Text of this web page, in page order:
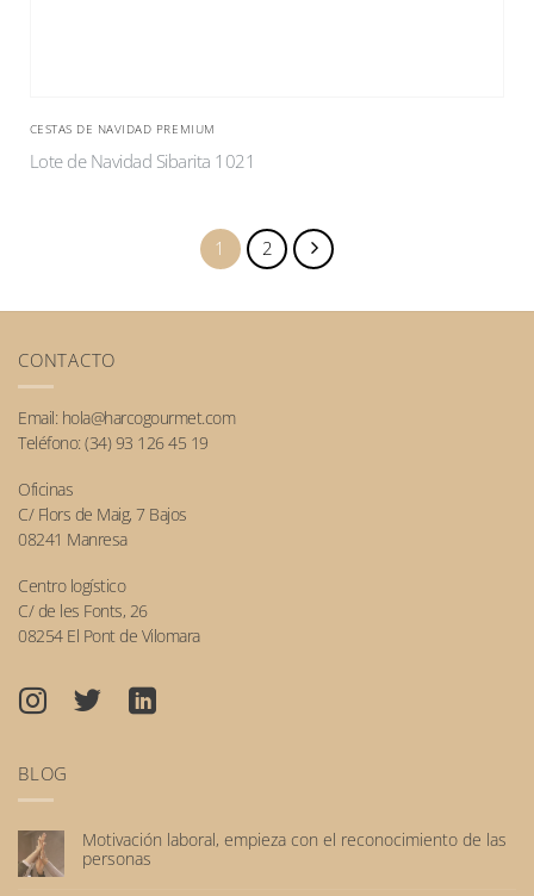
CESTAS DE NAVIDAD PREMIUM
Lote de Navidad Sibarita 1021
1 2
CONTACTO
Email: hola@harcogourmet.com
Teléfono: (34) 93 126 45 19
Oficinas
C/ Flors de Maig, 7 Bajos
08241 Manresa
Centro logístico
C/ de les Fonts, 26
08254 El Pont de Vilomara
BLOG
Motivación laboral, empieza con el reconocimiento de las
personas